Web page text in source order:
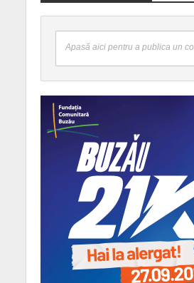
Apasă aici pentru a publica un